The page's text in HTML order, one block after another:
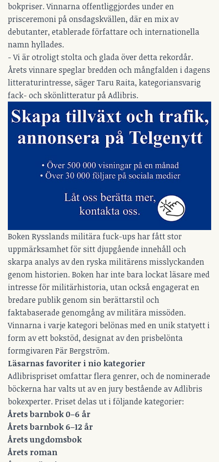
bokpriser. Vinnarna offentliggjordes under en
prisceremoni på onsdagskvällen, där en mix av
debutanter, etablerade författare och internationella
namn hyllades.
- Vi är otroligt stolta och glada över detta rekordår.
Årets vinnare speglar bredden och mångfalden i dagens
litteraturintresse, säger Taru Raita, kategoriansvarig
fack- och skönlitteratur på Adlibris.
Boken Rysslands militära fuck-ups har fått stor
uppmärksamhet för sitt djupgående innehåll och
skarpa analys av den ryska militärens misslyckanden
genom historien. Boken har inte bara lockat läsare med
intresse för militärhistoria, utan också engagerat en
bredare publik genom sin berättarstil och
faktabaserade genomgång av militära missöden.
Vinnarna i varje kategori belönas med en unik statyett i
form av ett bokstöd, designat av den prisbelönta
formgivaren Pär Bergström.
Läsarnas favoriter i nio kategorier
Adlibrispriset omfattar flera genrer, och de nominerade
böckerna har valts ut av en jury bestående av Adlibris
bokexperter. Priset delas ut i följande kategorier:
Årets barnbok 0–6 år
Årets barnbok 6–12 år
Årets ungdomsbok
Årets roman